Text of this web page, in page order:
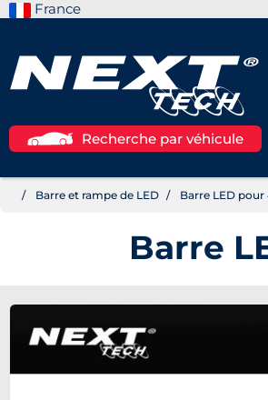
France
Recherche par véhicule
Barre et rampe de LED Barre LED
Barre